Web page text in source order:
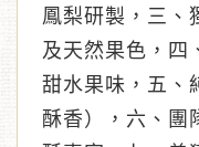
鳳梨研製，三、
及天然果色，四
甜水果味，五、
酥香），六、團